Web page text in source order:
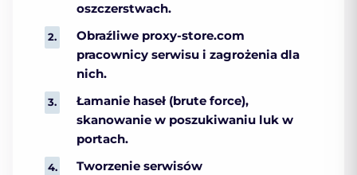
oszczerstwach.
Obraźliwe proxy-store.com
pracownicy serwisu i zagrożenia dla
nich.
Łamanie haseł (brute force),
skanowanie w poszukiwaniu luk w
portach.
Tworzenie serwisów